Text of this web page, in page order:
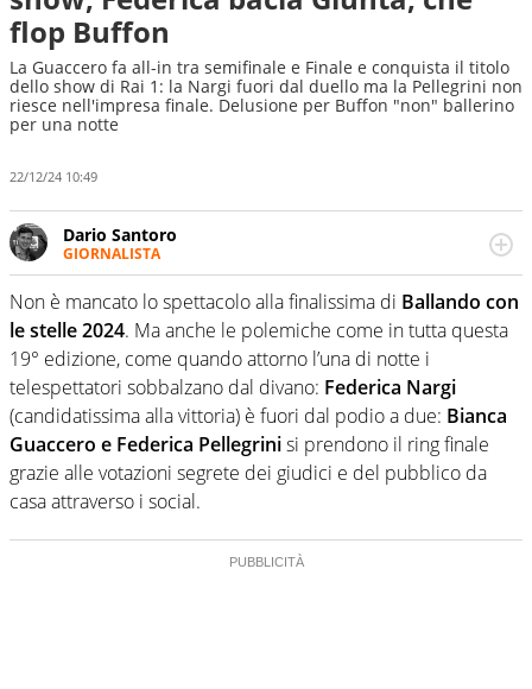
flop Buffon
La Guaccero fa all-in tra semifinale e Finale e conquista il titolo
dello show di Rai 1: la Nargi fuori dal duello ma la Pellegrini non
riesce nell'impresa finale. Delusione per Buffon "non" ballerino
per una notte
22/12/24 10:49
Dario Santoro
GIORNALISTA
Scrive, commenta, racconta lo sport in tutte le
sfaccettature. Tocca l'apice quando ha modo di
concentrarsi sulle interviste ai grandi protagonisti
Non è mancato lo spettacolo alla finalissima di Ballando con
le stelle 2024. Ma anche le polemiche come in tutta questa
19° edizione, come quando attorno l’una di notte i
telespettatori sobbalzano dal divano: Federica Nargi
(candidatissima alla vittoria) è fuori dal podio a due: Bianca
Guaccero e Federica Pellegrinisi prendono il ring finale
grazie alle votazioni segrete dei giudici e del pubblico da
casa attraverso i social.